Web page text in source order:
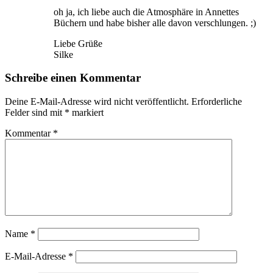
oh ja, ich liebe auch die Atmosphäre in Annettes
Büchern und habe bisher alle davon verschlungen. ;)
Liebe Grüße
Silke
Schreibe einen Kommentar
Deine E-Mail-Adresse wird nicht veröffentlicht. Erforderliche
Felder sind mit * markiert
Kommentar *
Name *
E-Mail-Adresse *